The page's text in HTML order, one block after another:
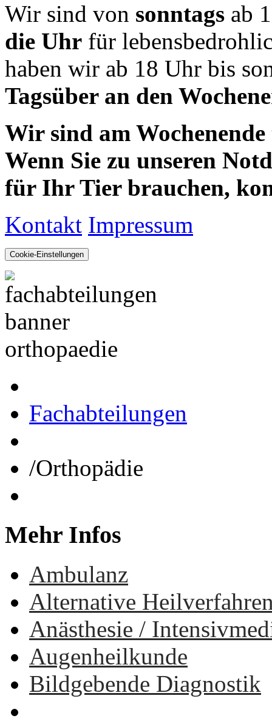
Wir sind von sonntags ab
die Uhr für
haben wir ab 18 Uhr bis
Tagsüber an den
Wir sind am
Wenn Sie zu unseren
für Ihr Tier brauchen,
Kontakt Impressum
Cookie-Einstellungen
Fachabteilungen
/Orthopädie
Mehr Infos
Ambulanz
Alternative
Anästhesie /
Augenheilkunde
Bildgebende Diagnostik